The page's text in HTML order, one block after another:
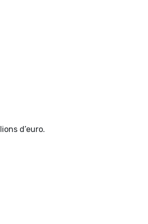
d’euro.